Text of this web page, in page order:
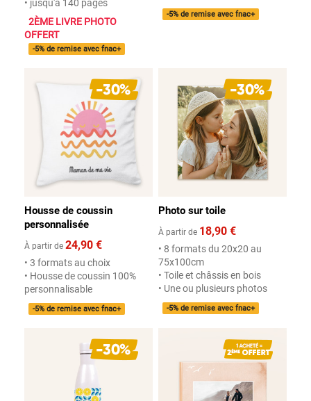
• jusqu'à 140 pages
2ÈME LIVRE PHOTO
OFFERT
-5% de remise avec fnac+
-5% de remise avec fnac+
Housse de coussin
personnalisée
À partir de 24,90 €
• 3 formats au choix
• Housse de coussin 100%
personnalisable
-5% de remise avec fnac+
Photo sur toile
À partir de 18,90 €
• 8 formats du 20x20 au
75x100cm
• Toile et châssis en bois
• Une ou plusieurs photos
-5% de remise avec fnac+